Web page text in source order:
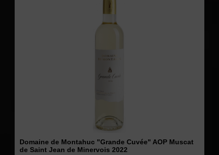
Domaine de Montahuc "Grande Cuvée" AOP Muscat
de Saint Jean de Minervois 2022